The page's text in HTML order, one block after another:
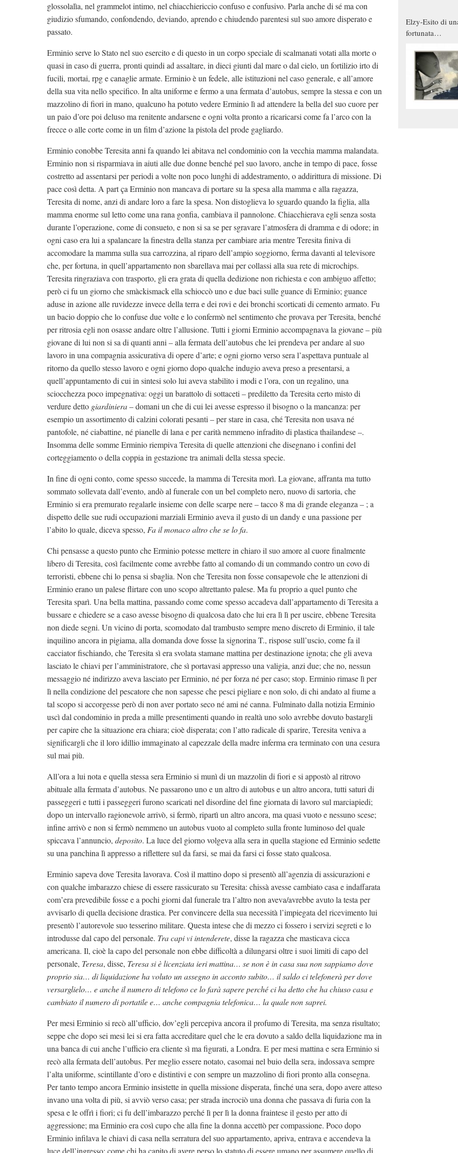
glossolalìa, nel grammelot intimo, nel chiacchiericcio confuso e confusivo. Parla anche di sé ma con
giudizio sfumando, confondendo, deviando, aprendo e chiudendo parentesi sul suo amore disperato e
passato.
Erminio serve lo Stato nel suo esercito e di questo in un corpo speciale di scalmanati votati alla morte o
quasi in caso di guerra, pronti quindi ad assaltare, in dieci giunti dal mare o dal cielo, un fortilizio irto di
fucili, mortai, rpg e canaglie armate. Erminio è un fedele, alle istituzioni nel caso generale, e all’amore
della sua vita nello specifico. In alta uniforme e fermo a una fermata d’autobus, sempre la stessa e con un
mazzolino di fiori in mano, qualcuno ha potuto vedere Erminio lì ad attendere la bella del suo cuore per
un paio d’ore poi deluso ma renitente andarsene e ogni volta pronto a ricaricarsi come fa l’arco con la
frecce o alle corte come in un film d’azione la pistola del prode gagliardo.
Erminio conobbe Teresita anni fa quando lei abitava nel condominio con la vecchia mamma malandata.
Erminio non si risparmiava in aiuti alle due donne benché pel suo lavoro, anche in tempo di pace, fosse
costretto ad assentarsi per periodi a volte non poco lunghi di addestramento, o addirittura di missione. Di
pace così detta. A part ça Erminio non mancava di portare su la spesa alla mamma e alla ragazza,
Teresita di nome, anzi di andare loro a fare la spesa. Non distoglieva lo sguardo quando la figlia, alla
mamma enorme sul letto come una rana gonfia, cambiava il pannolone. Chiacchierava egli senza sosta
durante l’operazione, come di consueto, e non si sa se per sgravare l’atmosfera di dramma e di odore; in
ogni caso era lui a spalancare la finestra della stanza per cambiare aria mentre Teresita finiva di
accomodare la mamma sulla sua carrozzina, al riparo dell’ampio soggiorno, ferma davanti al televisore
che, per fortuna, in quell’appartamento non sbarellava mai per collassi alla sua rete di microchips.
Teresita ringraziava con trasporto, gli era grata di quella dedizione non richiesta e con ambiguo affetto;
però ci fu un giorno che smàckismack ella schioccò uno e due baci sulle guance di Erminio; guance
aduse in azione alle ruvidezze invece della terra e dei rovi e dei bronchi scorticati di cemento armato. Fu
un bacio doppio che lo confuse due volte e lo confermò nel sentimento che provava per Teresita, benché
per ritrosia egli non osasse andare oltre l’allusione. Tutti i giorni Erminio accompagnava la giovane – più
giovane di lui non si sa di quanti anni – alla fermata dell’autobus che lei prendeva per andare al suo
lavoro in una compagnia assicurativa di opere d’arte; e ogni giorno verso sera l’aspettava puntuale al
ritorno da quello stesso lavoro e ogni giorno dopo qualche indugio aveva preso a presentarsi, a
quell’appuntamento di cui in sintesi solo lui aveva stabilito i modi e l’ora, con un regalino, una
sciocchezza poco impegnativa: oggi un barattolo di sottaceti – prediletto da Teresita certo misto di
verdure detto giardiniera– domani un che di cui lei avesse espresso il bisogno o la mancanza: per
esempio un assortimento di calzini colorati pesanti – per stare in casa, ché Teresita non usava né
pantofole, né ciabattine, né pianelle di lana e per carità nemmeno infradito di plastica thailandese –.
Insomma delle somme Erminio riempiva Teresita di quelle attenzioni che disegnano i confini del
corteggiamento o della coppia in gestazione tra animali della stessa specie.
In fine di ogni conto, come spesso succede, la mamma di Teresita morì. La giovane, affranta ma tutto
sommato sollevata dall’evento, andò al funerale con un bel completo nero, nuovo di sartoria, che
Erminio si era premurato regalarle insieme con delle scarpe nere – tacco 8 ma di grande eleganza – ; a
dispetto delle sue rudi occupazioni marziali Erminio aveva il gusto di un dandy e una passione per
l’abito lo quale, diceva spesso, Fa il monaco altro che se lo fa.
Chi pensasse a questo punto che Erminio potesse mettere in chiaro il suo amore al cuore finalmente
libero di Teresita, così facilmente come avrebbe fatto al comando di un commando contro un covo di
terroristi, ebbene chi lo pensa si sbaglia. Non che Teresita non fosse consapevole che le attenzioni di
Erminio erano un palese flirtare con uno scopo altrettanto palese. Ma fu proprio a quel punto che
Teresita sparì. Una bella mattina, passando come come spesso accadeva dall’appartamento di Teresita a
bussare e chiedere se a caso avesse bisogno di qualcosa dato che lui era lì lì per uscire, ebbene Teresita
non diede segni. Un vicino di porta, scomodato dal trambusto sempre meno discreto di Erminio, il tale
inquilino ancora in pigiama, alla domanda dove fosse la signorina T., rispose sull’uscio, come fa il
cacciator fischiando, che Teresita sì era svolata stamane mattina per destinazione ignota; che gli aveva
lasciato le chiavi per l’amministratore, che sì portavasi appresso una valigia, anzi due; che no, nessun
messaggio né indirizzo aveva lasciato per Erminio, né per forza né per caso; stop. Erminio rimase lì per
lì nella condizione del pescatore che non sapesse che pesci pigliare e non solo, di chi andato al fiume a
tal scopo si accorgesse però di non aver portato seco né ami né canna. Fulminato dalla notizia Erminio
uscì dal condominio in preda a mille presentimenti quando in realtà uno solo avrebbe dovuto bastargli
per capire che la situazione era chiara; cioè disperata; con l’atto radicale di sparire, Teresita veniva a
significargli che il loro idillio immaginato al capezzale della madre inferma era terminato con una cesura
sul mai più.
All’ora a lui nota e quella stessa sera Erminio si munì di un mazzolin di fiori e si appostò al ritrovo
abituale alla fermata d’autobus. Ne passarono uno e un altro di autobus e un altro ancora, tutti saturi di
passeggeri e tutti i passeggeri furono scaricati nel disordine del fine giornata di lavoro sul marciapiedi;
dopo un intervallo ragionevole arrivò, si fermò, ripartì un altro ancora, ma quasi vuoto e nessuno scese;
infine arrivò e non si fermò nemmeno un autobus vuoto al completo sulla fronte luminoso del quale
spiccava l’annuncio, deposito. La luce del giorno volgeva alla sera in quella stagione ed Erminio sedette
su una panchina lì appresso a riflettere sul da farsi, se mai da farsi ci fosse stato qualcosa.
Erminio sapeva dove Teresita lavorava. Così il mattino dopo si presentò all’agenzia di assicurazioni e
con qualche imbarazzo chiese di essere rassicurato su Teresita: chissà avesse cambiato casa e indaffarata
com’era prevedibile fosse e a pochi giorni dal funerale tra l’altro non aveva/avrebbe avuto la testa per
avvisarlo di quella decisione drastica. Per convincere della sua necessità l’impiegata del ricevimento lui
presentò l’autorevole suo tesserino militare. Questa intese che di mezzo ci fossero i servizi segreti e lo
introdusse dal capo del personale. Tra capi vi intenderete, disse la ragazza che masticava cicca
americana. Il, cioè la capo del personale non ebbe difficoltà a dilungarsi oltre i suoi limiti di capo del
personale, Teresa, disse, Teresa si è licenziata ieri mattina… se non è in casa sua non sappiamo dove
proprio sia… di liquidazione ha voluto un assegno in acconto subito… il saldo ci telefonerà per dove
versarglielo… e anche il numero di telefono ce lo farà sapere perché ci ha detto che ha chiuso casa e
cambiato il numero di portatile e… anche compagnia telefonica… la quale non saprei.
Per mesi Erminio si recò all’ufficio, dov’egli percepiva ancora il profumo di Teresita, ma senza risultato;
seppe che dopo sei mesi lei si era fatta accreditare quel che le era dovuto a saldo della liquidazione ma in
una banca di cui anche l’ufficio era cliente sì ma figurati, a Londra. E per mesi mattina e sera Erminio si
recò alla fermata dell’autobus. Per meglio essere notato, casomai nel buio della sera, indossava sempre
l’alta uniforme, scintillante d’oro e distintivi e con sempre un mazzolino di fiori pronto alla consegna.
Per tanto tempo ancora Erminio insistette in quella missione disperata, finché una sera, dopo avere atteso
invano una volta di più, si avviò verso casa; per strada incrociò una donna che passava di furia con la
spesa e le offrì i fiori; ci fu dell’imbarazzo perché lì per lì la donna fraintese il gesto per atto di
aggressione; ma Erminio era così cupo che alla fine la donna accettò per compassione. Poco dopo
Erminio infilava le chiavi di casa nella serratura del suo appartamento, apriva, entrava e accendeva la
luce dell’ingresso; come chi ha capito di avere perso lo statuto di essere umano per assumere quello di
Elzy-Esito di
fortunata